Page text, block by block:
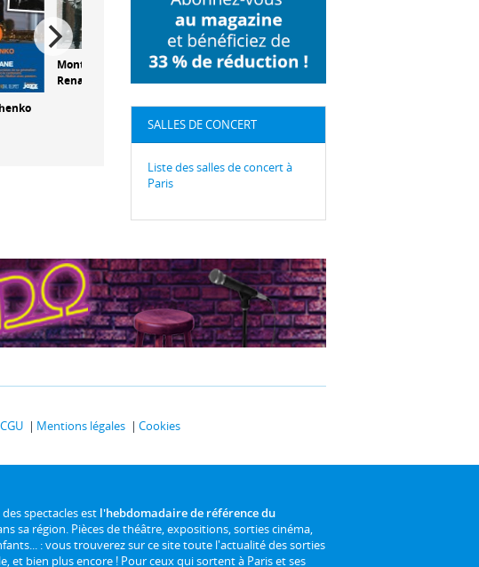
Montana, Adsuar,
Renard
SALLES DE CONCERT
Liste des salles de concert à
Paris
CGU Mentions légales Cookies
spectacles est l'hebdomadaire de référence du
sa région. Pièces de théâtre, expositions, sorties cinéma,
: vous trouverez sur ce site toute l'actualité des sorties
et bien plus encore ! Pour ceux qui sortent à Paris et ses